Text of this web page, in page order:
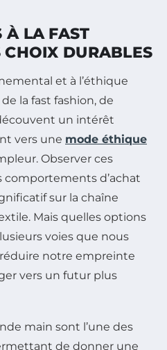
À LA FAST
DURABLES
et à l’éthique
la fast fashion, de
un intérêt
vers une mode éthique
Observer ces
d’achat
sur la chaîne
Mais quelles options
voies que nous
notre empreinte
vers un futur plus
main sont l’une des
de donner une